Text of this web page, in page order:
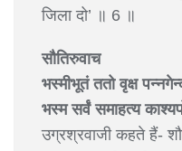
जिला दो’ ॥ 6 ॥
सौतिरुवाच
भस्मीभूतं ततो वृक्ष
भस्म सर्वं समाहत्य
उग्रश्रवाजी कहते हैं-